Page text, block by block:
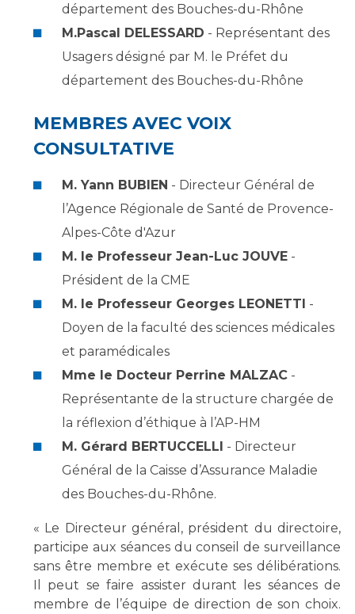
département des Bouches-du-Rhône
M.Pascal DELESSARD - Représentant des
Usagers désigné par M. le Préfet du
département des Bouches-du-Rhône
MEMBRES AVEC VOIX
CONSULTATIVE
M. Yann BUBIEN - Directeur Général de
l’Agence Régionale de Santé de Provence-
Alpes-Côte d'Azur
M. le Professeur Jean-Luc JOUVE -
Président de la CME
M. le Professeur Georges LEONETTI -
Doyen de la faculté des sciences médicales
et paramédicales
Mme le Docteur Perrine MALZAC -
Représentante de la structure chargée de
la réflexion d’éthique à l’AP-HM
M. Gérard BERTUCCELLI - Directeur
Général de la Caisse d’Assurance Maladie
des Bouches-du-Rhône.
« Le Directeur général, président du directoire,
participe aux séances du conseil de surveillance
sans être membre et exécute ses délibérations.
Il peut se faire assister durant les séances de
membre de l’équipe de direction de son choix.